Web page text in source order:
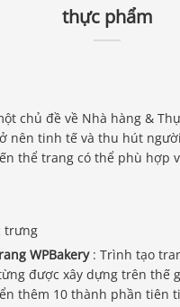
thực phẩm
chủ đề về Nhà hàng &
nên tinh tế và thu hút
thể trang có thể phù hợp
trưng
WPBakery: Trình tạo
được xây dựng trên thế
thêm 10 thành phần tiên